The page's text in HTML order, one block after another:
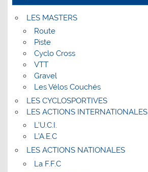
LES MASTERS
Route
Piste
Cyclo Cross
VTT
Gravel
Les Vélos Couchés
LES CYCLOSPORTIVES
LES ACTIONS INTERNATIONALES
L’U.C.I.
L’A.E.C
LES ACTIONS NATIONALES
La F.F.C